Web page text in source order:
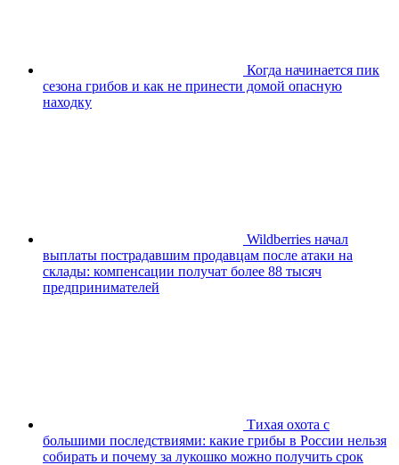
Когда начинается пик
сезона грибов и как не принести домой опасную
находку
Wildberries начал
выплаты пострадавшим продавцам после атаки на
склады: компенсации получат более 88 тысяч
предпринимателей
Тихая охота с
большими последствиями: какие грибы в России нельзя
собирать и почему за лукошко можно получить срок